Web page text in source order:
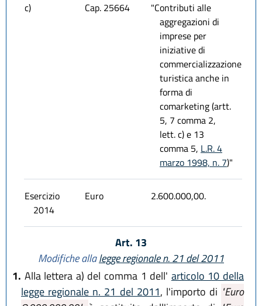
c) Cap. 25664
"Contributi alle
aggregazioni di
imprese per
iniziative di
commercializzazione
turistica anche in
forma di
comarketing (artt.
5, 7 comma 2,
lett. c) e 13
comma 5, L.R. 4
marzo 1998, n. 7)"
Esercizio
2014
Euro 2.600.000,00.
Art. 13
Modifiche allalegge regionale n. 21 del 2011
1. Alla lettera a) del comma 1 dell' articolo 10 della
legge regionale n. 21 del 2011, l'importo di "Euro